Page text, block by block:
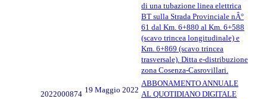
di una tubazione linea elettrica
BT sulla Strada Provinciale nÂ°
61 dal Km. 6+880 al Km. 6+588
(scavo trincea longitudinale) e
Km. 6+869 (scavo trincea
trasversale). Ditta e-distribuzione
zona Cosenza-Casrovillari.
2022000874 19 Maggio 2022
ABBONAMENTO ANNUALE
AL QUOTIDIANO DIGITALE